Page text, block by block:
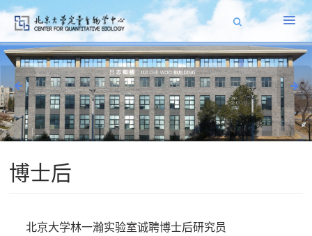
博士后
北京大学林一瀚实验室诚聘博士后研究员